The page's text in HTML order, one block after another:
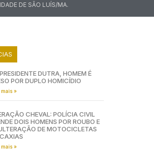
DE SÃO LUÍS/MA.
DUTRA, HOMEM É
POR DUPLO HOMICÍDIO
»
CHEVAL: POLÍCIA CIVIL
DOIS HOMENS POR ROUBO E
DE MOTOCICLETAS
»